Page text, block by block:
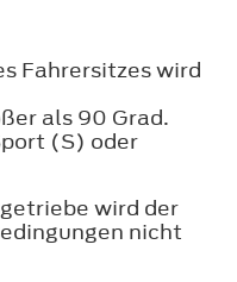
Fahrersitzes wird
als 90 Grad.
(S) oder
wird der
nicht